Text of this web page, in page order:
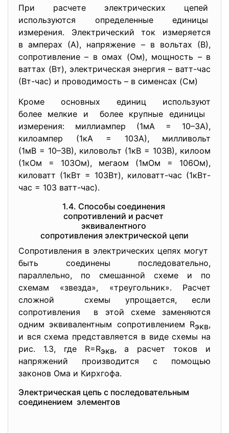
При расчете электрических цепей
используются определенные единицы
измерения. Электрический ток измеряется
в амперах (А), напряжение – в вольтах (В),
сопротивление – в омах (Ом), мощность – в
ваттах (Вт), электрическая энергия – ватт-час
(Вт-час) и проводимость – в сименсах (См)
Кроме основных единиц используют
более мелкие и более крупные единицы
измерения: миллиампер (1мA = 10–3А),
килоампер (1кA = 103А), милливольт
(1мВ = 10–3В), киловольт (1кВ = 103В), килоом
(1кОм = 103Ом), мегаом (1мОм = 106Ом),
киловатт (1кВт = 103Вт), киловатт-час (1кВт-
час = 103 ватт-час).
1.4. Способы соединения
сопротивлений и расчет
эквивалентного
сопротивления электрической цепи
Сопротивления в электрических цепях могут
быть соединены последовательно,
параллельно, по смешанной схеме и по
схемам «звезда», «треугольник». Расчет
сложной схемы упрощается, если
сопротивления в этой схеме заменяются
одним эквивалентным сопротивлением Rэкв,
и вся схема представляется в виде схемы на
рис. 1.3, где R=Rэкв, а расчет токов и
напряжений производится с помощью
законов Ома и Кирхгофа.
Электрическая цепь с последовательным
соединением элементов